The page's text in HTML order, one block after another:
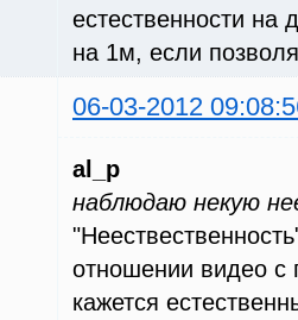
естественности
на 1м, если
06-03-2012
al_p
наблюдаю некую
отношении видео с
кажется